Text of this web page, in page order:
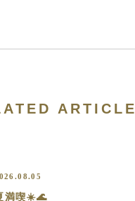
ARTICLE
満喫☀️🌊